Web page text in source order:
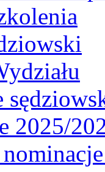
2025/